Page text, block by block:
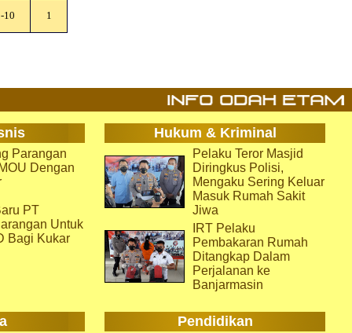
10 1
Hukum & Kriminal
Parangan
Dengan
PT
Untuk
Bagi Kukar
Pelaku Teror Masjid
Diringkus Polisi,
Mengaku Sering Keluar
Masuk Rumah Sakit
Jiwa
IRT Pelaku
Pembakaran Rumah
Ditangkap Dalam
Perjalanan ke
Banjarmasin
Pendidikan